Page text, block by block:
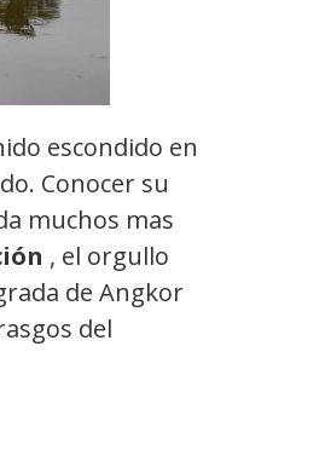
escondido en
Conocer su
muchos mas
, el orgullo
de Angkor
del